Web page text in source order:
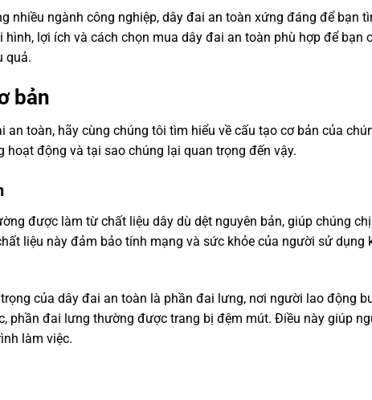
nhiều ngành công nghiệp, dây đai an toàn xứng đáng để bạn
lợi ích và cách chọn mua dây đai an toàn phù hợp để bạn
quả.
bản
toàn, hãy cùng chúng tôi tìm hiểu về cấu tạo cơ bản của
hoạt động và tại sao chúng lại quan trọng đến vậy.
được làm từ chất liệu dây dù dệt nguyên bản, giúp chúng
liệu này đảm bảo tính mạng và sức khỏe của người sử dụng
của dây đai an toàn là phần đai lưng, nơi người lao động
phần đai lưng thường được trang bị đệm mút. Điều này giúp
làm việc.